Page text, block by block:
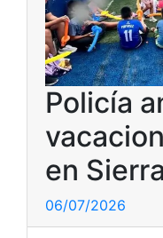
Policía
en
06/07/2026